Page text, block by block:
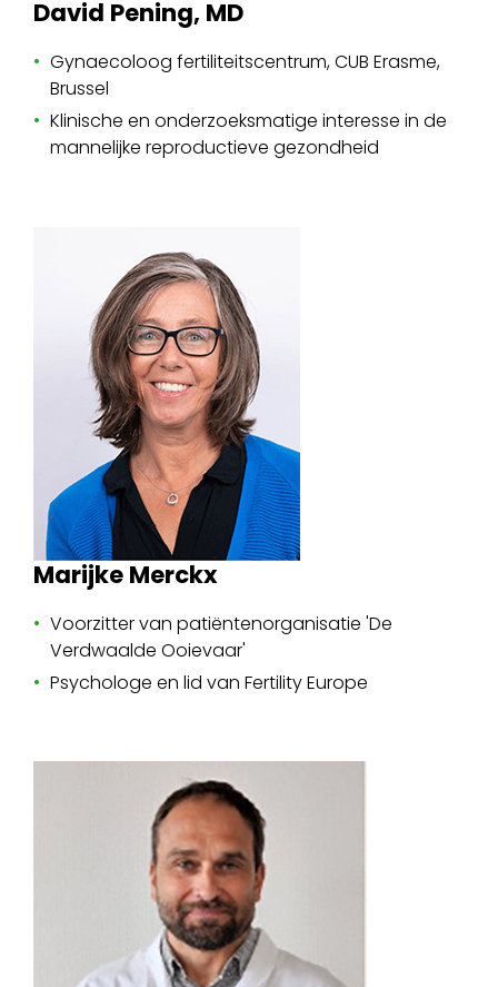
David Pening, MD
Gynaecoloog fertiliteitscentrum, CUB Erasme,
Brussel
Klinische en onderzoeksmatige interesse in de
mannelijke reproductieve gezondheid
Marijke Merckx
Voorzitter van patiëntenorganisatie 'De
Verdwaalde Ooievaar'
Psychologe en lid van Fertility Europe